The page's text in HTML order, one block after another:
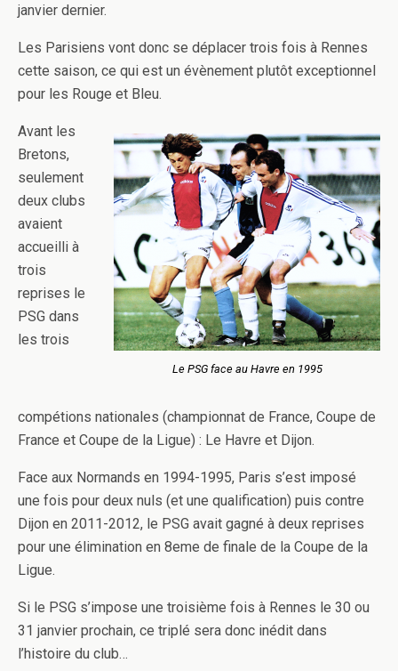
janvier dernier.
Les Parisiens vont donc se déplacer trois fois à Rennes
cette saison, ce qui est un évènement plutôt exceptionnel
pour les Rouge et Bleu.
Le PSG face au Havre en 1995
Avant les
Bretons,
seulement
deux clubs
avaient
accueilli à
trois
reprises le
PSG dans
les trois
compétions nationales (championnat de France, Coupe de
France et Coupe de la Ligue) : Le Havre et Dijon.
Face aux Normands en 1994-1995, Paris s’est imposé
une fois pour deux nuls (et une qualification) puis contre
Dijon en 2011-2012, le PSG avait gagné à deux reprises
pour une élimination en 8eme de finale de la Coupe de la
Ligue.
Si le PSG s’impose une troisième fois à Rennes le 30 ou
31 janvier prochain, ce triplé sera donc inédit dans
l’histoire du club…